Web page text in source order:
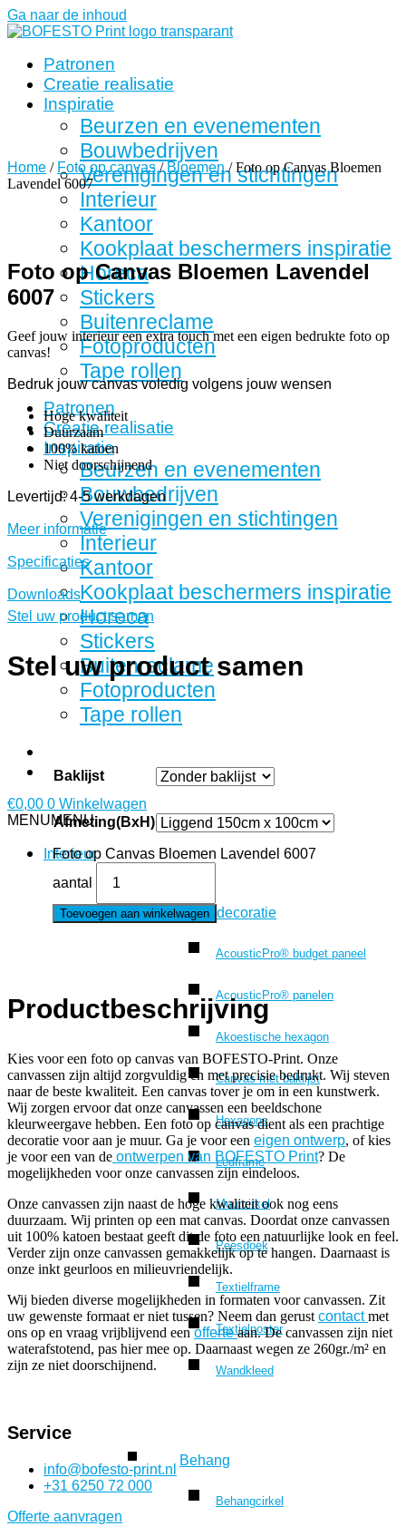
Ga naar de inhoud
Patronen
Creatie realisatie
Inspiratie
Beurzen en evenementen
Bouwbedrijven
Verenigingen en stichtingen
Interieur
Kantoor
Kookplaat beschermers inspiratie
Horeca
Stickers
Buitenreclame
Fotoproducten
Tape rollen
Patronen
Creatie realisatie
Inspiratie
Beurzen en evenementen
Bouwbedrijven
Verenigingen en stichtingen
Interieur
Kantoor
Kookplaat beschermers inspiratie
Horeca
Stickers
Buitenreclame
Fotoproducten
Tape rollen
€0,00 0 Winkelwagen
MENUMENU
Interieur
Wanddecoratie
AcousticPro® budget paneel
AcousticPro® panelen
Akoestische hexagon
Canvas met baklijst
Hexagons
Ledframe
Muurcirkel
Peesdoek
Textielframe
Textielposter
Wandkleed
Behang
Behangcirkel
Home / Foto op canvas/ Bloemen/ Foto op Canvas Bloemen
Lavendel 6007
Foto op Canvas Bloemen Lavendel
6007
Geef jouw interieur een extra touch met een eigen bedrukte foto op
canvas!
Bedruk jouw canvas voledig volgens jouw wensen
Hoge kwaliteit
Duurzaam
100% katoen
Niet doorschijnend
Levertijd: 4-5 werkdagen
Meer informatie
Specificaties
Downloads
Stel uw product samen
Stel uw product samen
Baklijst
Afmeting(BxH)
Foto op Canvas Bloemen Lavendel 6007
aantal
Toevoegen aan winkelwagen
Productbeschrijving
Kies voor een foto op canvas van BOFESTO-Print. Onze
canvassen zijn altijd zorgvuldig en met precisie bedrukt. Wij steven
naar de beste kwaliteit. Een canvas tover je om in een kunstwerk.
Wij zorgen ervoor dat onze canvassen een beeldschone
kleurweergave hebben. Een foto op canvas dient als een prachtige
decoratie voor aan je muur. Ga je voor een eigen ontwerp, of kies
je voor een van de ontwerpen van BOFESTO Print? De
mogelijkheden voor onze canvassen zijn eindeloos.
Onze canvassen zijn naast de hoge kwaliteit ook nog eens
duurzaam. Wij printen op een mat canvas. Doordat onze canvassen
uit 100% katoen bestaat geeft dit de foto een natuurlijke look en feel.
Verder zijn onze canvassen gemakkelijk op te hangen. Daarnaast is
onze inkt geurloos en milieuvriendelijk.
Wij bieden diverse mogelijkheden in formaten voor canvassen. Zit
uw gewenste formaat er niet tussen? Neem dan gerust contactmet
ons op en vraag vrijblijvend eenofferteaan. De canvassen zijn niet
waterafstotend, pas hier mee op. Daarnaast wegen ze 260gr./m² en
zijn ze niet doorschijnend.
Service
info@bofesto-print.nl
+31 6250 72 000
Offerte aanvragen